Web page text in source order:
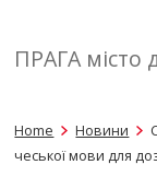
ПРАГА місто
Home Новини
чеської мови для